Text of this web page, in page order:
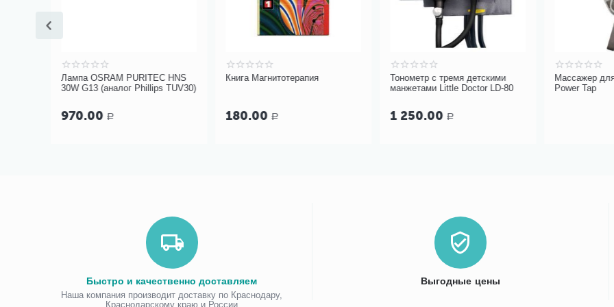
Лампа OSRAM PURITEC HNS
30W G13 (аналог Phillips TUV30)
970.00 Р
Книга Магнитотерапия
180.00 Р
Тонометр с тремя детскими
манжетами Little Doctor LD-80
1 250.00 Р
Массажер
Power Tap
Быстро и качественно доставляем
Наша компания производит доставку по Краснодару,
Краснодарскому краю и России
Выгодные цены